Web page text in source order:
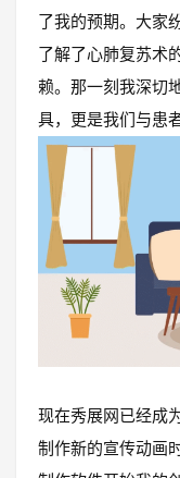
了我的预期。大家
了解了心肺复苏术
赖。那一刻我深切
具，更是我们与患
现在秀展网已经成
制作新的宣传动画